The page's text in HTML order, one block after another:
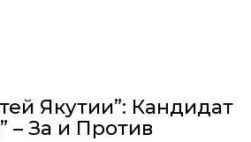
Якутии”: Кандидат
– За и Против